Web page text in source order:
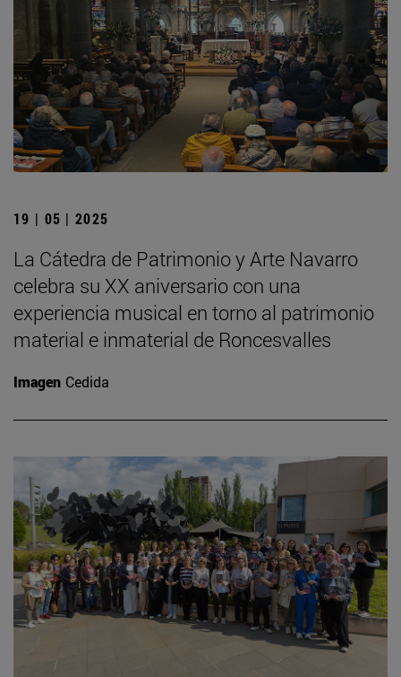
19 | 05 | 2025
La Cátedra de Patrimonio y Arte Navarro
celebra su XX aniversario con una
experiencia musical en torno al patrimonio
material e inmaterial de Roncesvalles
Imagen Cedida